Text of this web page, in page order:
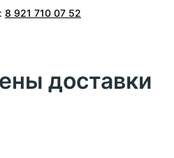
8 921 710 07 52
доставки